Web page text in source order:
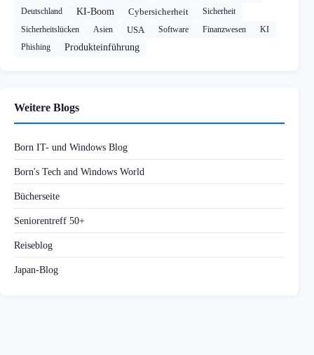
Deutschland KI-Boom Cybersicherheit
Sicherheit
Sicherheitslücken
Asien USA Software Finanzwesen
KI
Phishing
Produkteinführung
Weitere Blogs
Born IT- und Windows Blog
Born's Tech and Windows World
Bücherseite
Seniorentreff 50+
Reiseblog
Japan-Blog